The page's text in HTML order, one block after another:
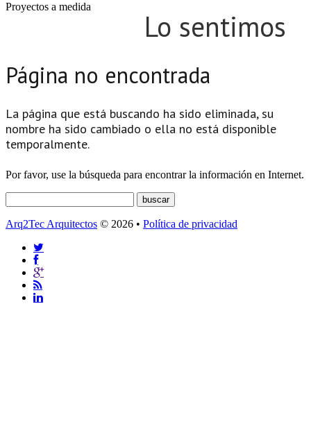
Proyectos a medida
Lo sentimos
Página no encontrada
La página que está buscando ha sido eliminada, su
nombre ha sido cambiado o ella no está disponible
temporalmente.
Por favor, use la búsqueda para encontrar la información en Internet.
Arq2Tec Arquitectos © 2026 • Política de privacidad